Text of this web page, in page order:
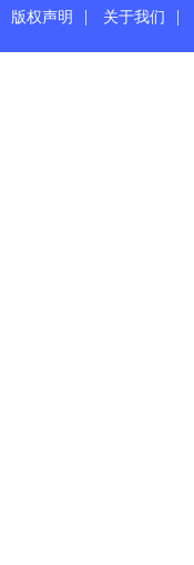
版权声明 | 关于我们 |